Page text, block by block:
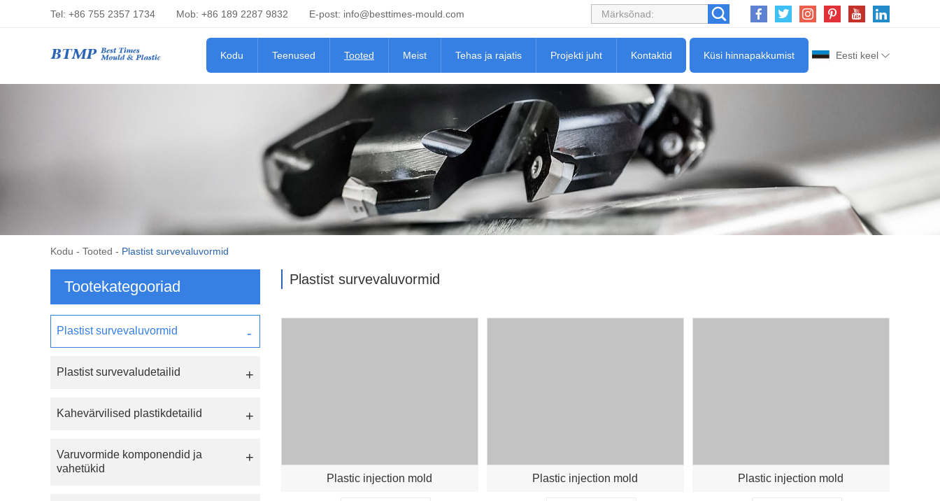
Tel: +86 755 2357 1734 Mob: +86 189 2287 9832 E-post: info@besttimes-mould.com
Eesti keel
Küsi hinnapakkumist
Kodu Teenused Tooted Meist Tehas ja rajatis Projekti juht Kontaktid
Kodu - Tooted - Plastist survevaluvormid
Plastist survevaluvormid
Plastic injection mold Plastic injection mold Plastic injection mold
Tootekategooriad
Plastist survevaluvormid
Plastist survevaludetailid
Kahevärvilised plastikdetailid
Varuvormide komponendid ja
vahetükid